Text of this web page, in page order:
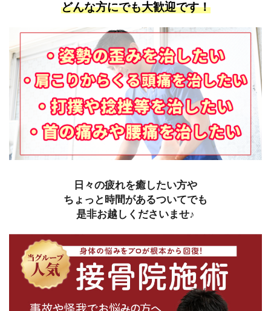
どんな方にでも大歓迎です！
日々の疲れを癒したい方や
ちょっと時間があるついてでも
是非お越しくださいませ♪